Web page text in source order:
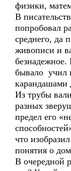
физики,
В
попробовал
среднего, да
живописи и
бывало учил
Из трубы
разных
предел его
что
понятия о
В очередной